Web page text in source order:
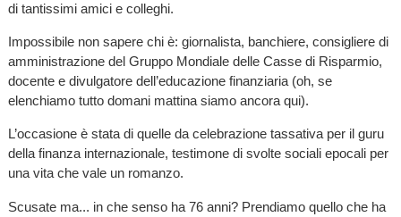
di tantissimi amici e colleghi.
Impossibile non sapere chi è: giornalista, banchiere, consigliere di
amministrazione del Gruppo Mondiale delle Casse di Risparmio,
docente e divulgatore dell’educazione finanziaria (oh, se
elenchiamo tutto domani mattina siamo ancora qui).
L’occasione è stata di quelle da celebrazione tassativa per il guru
della finanza internazionale, testimone di svolte sociali epocali per
una vita che vale un romanzo.
Scusate ma... in che senso ha 76 anni? Prendiamo quello che ha